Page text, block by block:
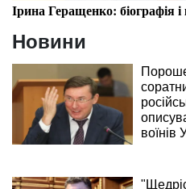
Ірина Геращенко: біографія
Новини
воїнів